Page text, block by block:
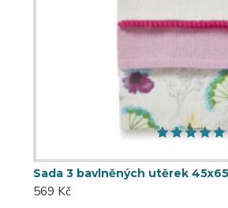
Sada 3 bavlněných utěrek
569 Kč